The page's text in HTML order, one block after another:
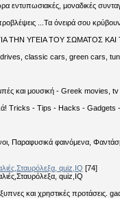
εντυπωσιακές, μοναδικές
...Τα όνειρά σου
ΤΗΝ ΥΓΕΙΑ ΤΟΥ ΣΩΜΑΤΟΣ
drives, classic cars, green cars,
και μουσική - Greek movies,
Tricks - Tips - Hacks - Gadgets
Παραφυσικά φαινόμενα,
quiz,IQ [74]
quiz,IQ
και χρηστικές προτάσεις.